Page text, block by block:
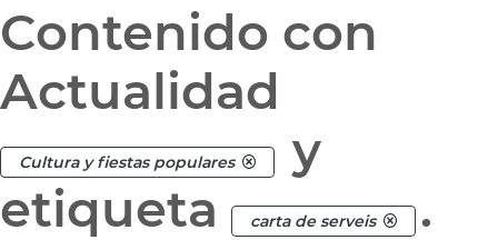
Contenido con
Actualidad
Cultura y fiestas populares
y
etiqueta
carta de serveis .